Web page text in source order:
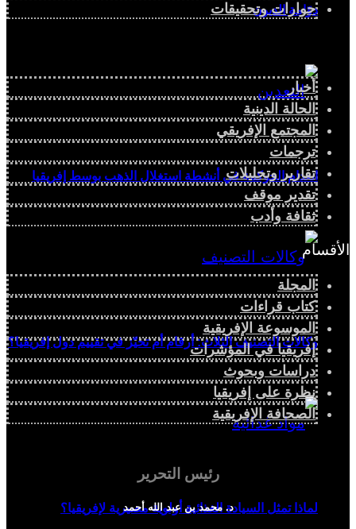
دوّامة الديون
انعدام الحوكمة في أنشطة استغلال الذهب بوسط إفريقيا
وكالات التصنيف الثلاث: أرقام أم تحيّز في تقييم دول إفريقيا؟
لماذا تمثل السيادة الغذائية أولوية مصيرية لإفريقيا؟
حوارات وتحقيقات
أخبار
الحالة الدينية
المجتمع الإفريقي
ترجمات
تقارير وتحليلات
تقدير موقف
ثقافة وأدب
الأقسام
المجلة
كتاب قراءات
الموسوعة الإفريقية
إفريقيا في المؤشرات
دراسات وبحوث
نظرة على إفريقيا
الصحافة الإفريقية
رئيس التحرير
د. محمد بن عبد الله أحمد